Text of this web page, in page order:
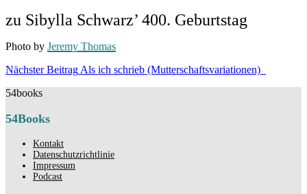
zu Sibylla Schwarz’ 400. Geburtstag
Photo by Jeremy Thomas
Beitragsnavigation
Nächster Beitrag Als ich schrieb (Mutterschaftsvariationen)
54books
54Books
Kontakt
Datenschutzrichtlinie
Impressum
Podcast